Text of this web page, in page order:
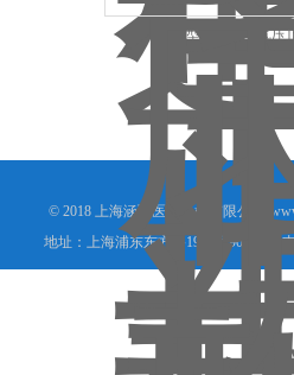
BHZ-Ⅱ型博华自动气压
© 2018 上海涵飞医疗器械有限公司
地址：上海浦东东方路1988号905 技术